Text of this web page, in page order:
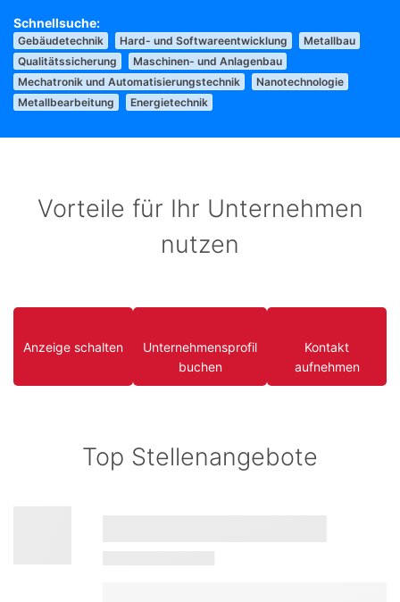
Gebäudetechnik Hard- und Softwareentwicklung
Metallbau
Qualitätssicherung
Maschinen- und Anlagenbau
Mechatronik und Automatisierungstechnik
Nanotechnologie
Metallbearbeitung
Energietechnik
Vorteile für Ihr Unternehmen
nutzen
Anzeige schalten
Unternehmensprofil
buchen
Kontakt
aufnehmen
Top Stellenangebote